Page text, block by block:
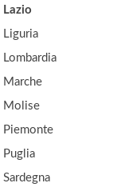
Lazio
Liguria
Lombardia
Marche
Molise
Piemonte
Puglia
Sardegna